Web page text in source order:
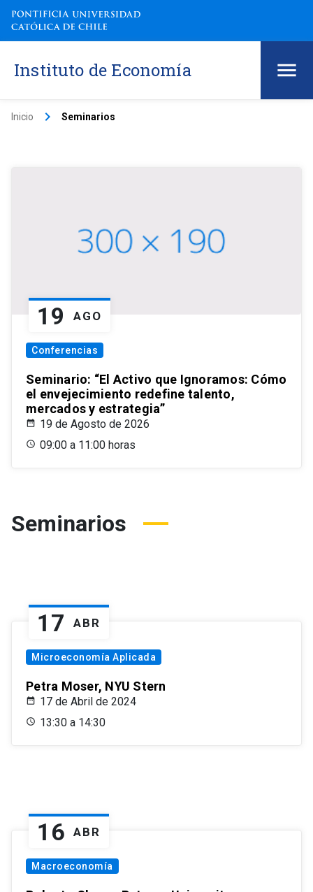
Instituto de Economía
Inicio keyboard_arrow_right Seminarios
19 AGO
Conferencias
Seminario: “El Activo que Ignoramos: Cómo
el envejecimiento redefine talento,
mercados y estrategia”
19 de Agosto de 2026
09:00 a 11:00 horas
Seminarios
17 ABR
Microeconomía Aplicada
Petra Moser, NYU Stern
17 de Abril de 2024
13:30 a 14:30
16 ABR
Macroeconomía